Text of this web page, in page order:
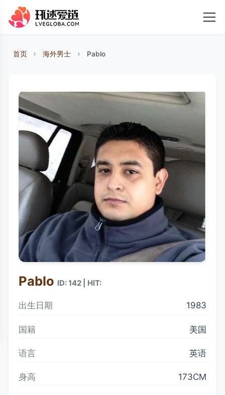
首页 海外男士 Pablo
Pablo ID: 142 | HIT:
出生日期 1983
国籍 美国
语言 英语
身高 173CM